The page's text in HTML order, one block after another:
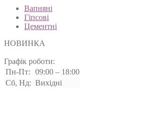
Вапняні
Гіпсові
Цементні
НОВИНКА
Графік роботи:
Пн-Пт:
09:00 – 18:00
Сб, Нд: Вихідні